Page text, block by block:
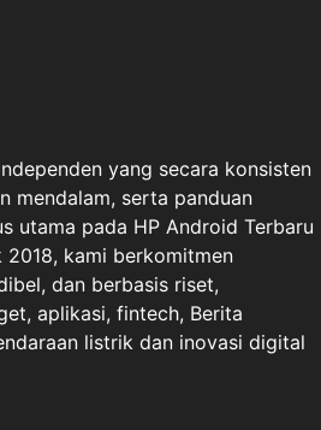
yang secara konsisten
mendalam, serta panduan
utama pada HP Android Terbaru
2018, kami berkomitmen
dan berbasis riset,
aplikasi, fintech, Berita
listrik dan inovasi digital